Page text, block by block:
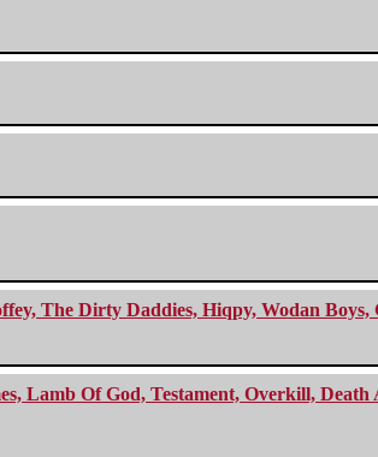
The Dirty Daddies, Hiqpy, Wodan
Lamb Of God, Testament, Overkill,